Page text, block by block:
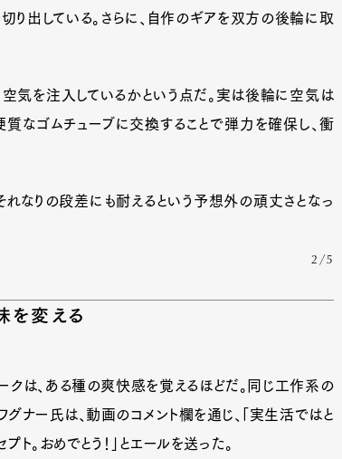
Art&Design Watch
Fashion
Lifestyle
Pen international Pen tw
出している。さらに、自作のギアを双方の後輪に取
空気を注入しているかという点だ。実は後輪に空気は
質なゴムチューブに交換することで弾力を確保し、衝
なりの段差にも耐えるという予想外の頑丈さとなっ
2/5
を変える
クは、ある種の爽快感を覚えるほどだ。同じ工作系の
ナー氏は、動画のコメント欄を通じ、「実生活ではと
。おめでとう！」とエールを送った。